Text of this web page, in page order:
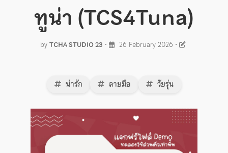
ทูน่า (TCS4Tuna)
byTCHA STUDIO 23 • 26 February 2026 •
น่ารัก ลายมือ วัยรุ่น